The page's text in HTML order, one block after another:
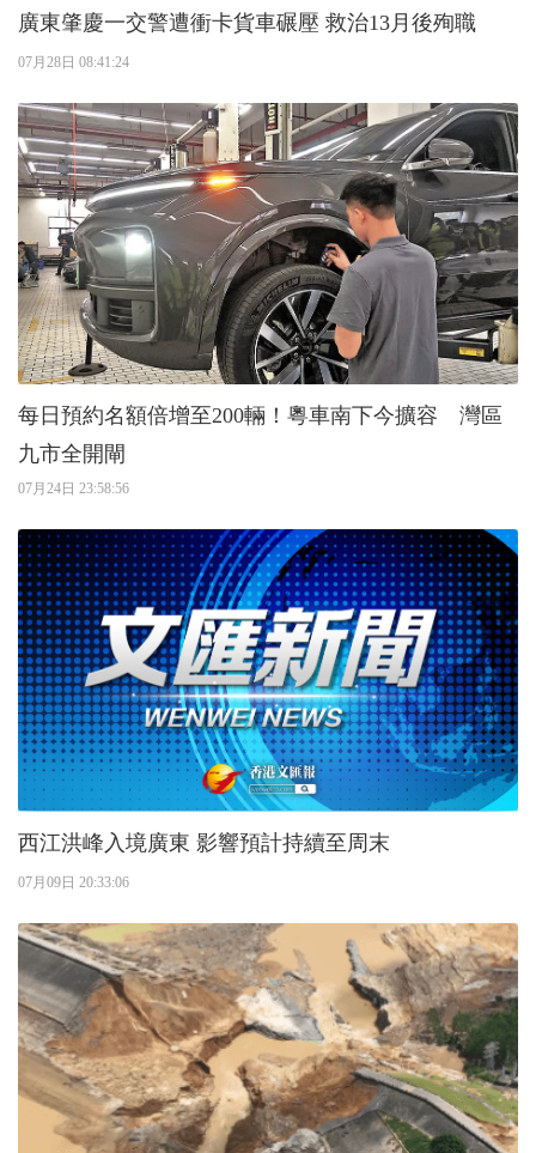
廣東肇慶一交警遭衝卡貨車碾壓 救治13月後殉職
07月28日 08:41:24
每日預約名額倍增至200輛！粵車南下今擴容 灣區
九市全開閘
07月24日 23:58:56
西江洪峰入境廣東 影響預計持續至周末
07月09日 20:33:06